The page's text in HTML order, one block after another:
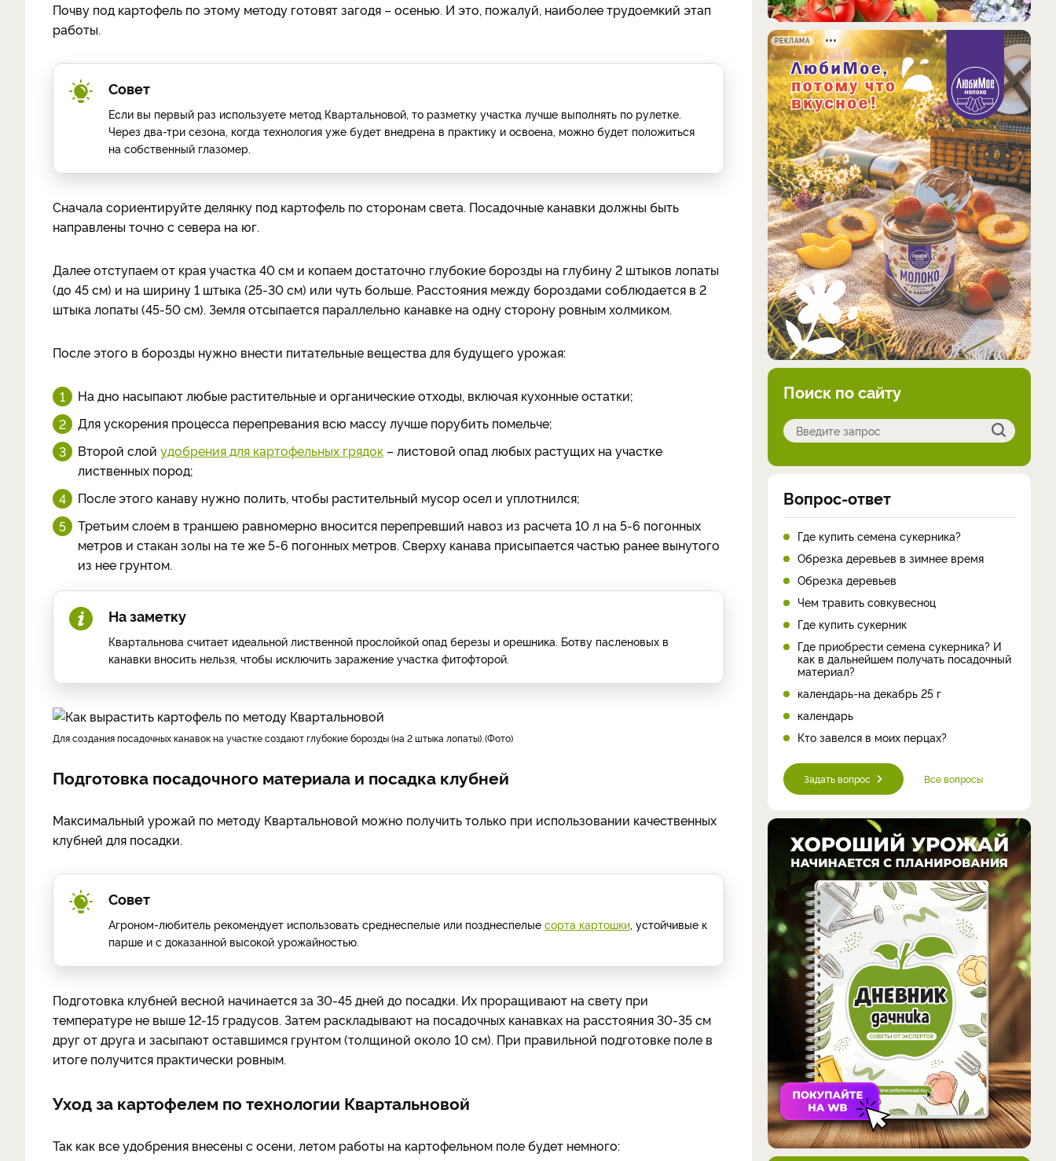
Почву под картофель по этому методу готовят загодя – осенью. И это, пожалуй, наиболее трудоемкий этап
работы.
Совет
Если вы первый раз используете метод Квартальновой, то разметку участка лучше выполнять по рулетке.
Через два-три сезона, когда технология уже будет внедрена в практику и освоена, можно будет положиться
на собственный глазомер.
Сначала сориентируйте делянку под картофель по сторонам света. Посадочные канавки должны быть
направлены точно с севера на юг.
Далее отступаем от края участка 40 см и копаем достаточно глубокие борозды на глубину 2 штыков лопаты
(до 45 см) и на ширину 1 штыка (25-30 см) или чуть больше. Расстояния между бороздами соблюдается в 2
штыка лопаты (45-50 см). Земля отсыпается параллельно канавке на одну сторону ровным холмиком.
После этого в борозды нужно внести питательные вещества для будущего урожая:
На дно насыпают любые растительные и органические отходы, включая кухонные остатки;
Для ускорения процесса перепревания всю массу лучше порубить помельче;
Второй слой удобрения для картофельных грядок – листовой опад любых растущих на участке
лиственных пород;
После этого канаву нужно полить, чтобы растительный мусор осел и уплотнился;
Третьим слоем в траншею равномерно вносится перепревший навоз из расчета 10 л на 5-6 погонных
метров и стакан золы на те же 5-6 погонных метров. Сверху канава присыпается частью ранее вынутого
из нее грунтом.
На заметку
Квартальнова считает идеальной лиственной прослойкой опад березы и орешника. Ботву пасленовых в
канавки вносить нельзя, чтобы исключить заражение участка фитофторой.
для создания посадочных канавок на участке создают глубокие борозды (на 2 штыка лопаты). Фото
Подготовка посадочного материала и посадка клубней
Максимальный урожай по методу Квартальновой можно получить только при использовании качественных
клубней для посадки.
Совет
Агроном-любитель рекомендует использовать среднеспелые или позднеспелые сорта картошки, устойчивые к
парше и с доказанной высокой урожайностью.
Подготовка клубней весной начинается за 30-45 дней до посадки. Их проращивают на свету при
температуре не выше 12-15 градусов. Затем раскладывают на посадочных канавках на расстояния 30-35 см
друг от друга и засыпают оставшимся грунтом (толщиной около 10 см). При правильной подготовке поле в
итоге получится практически ровным.
Уход за картофелем по технологии Квартальновой
Так как все удобрения внесены с осени, летом работы на картофельном поле будет немного:
РЕКЛАМА
Поиск по сайту
Вопрос-ответ
Где купить семена сукерника?
Обрезка деревьев в зимнее время
Обрезка деревьев
Чем травить совкувесноц
Где купить сукерник
Где приобрести семена сукерника? И
как в дальнейшем получать посадочный
материал?
календарь-на декабрь 25 г
календарь
Кто завелся в моих перцах?
Задать вопрос Все вопросы